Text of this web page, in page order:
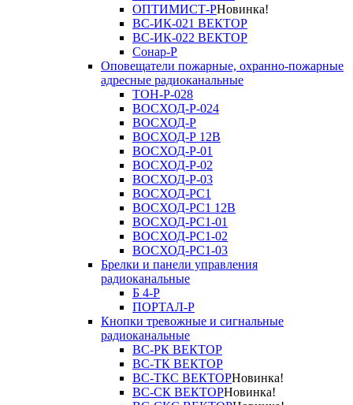
ОПТИМИСТ-РНовинка!
ВС-ИК-021 ВЕКТОР
ВС-ИК-022 ВЕКТОР
Сонар-Р
Оповещатели пожарные, охранно-пожарные
адресные радиоканальные
ТОН-Р-028
ВОСХОД-Р-024
ВОСХОД-Р
ВОСХОД-Р 12В
ВОСХОД-Р-01
ВОСХОД-Р-02
ВОСХОД-Р-03
ВОСХОД-РС1
ВОСХОД-РС1 12В
ВОСХОД-РС1-01
ВОСХОД-РС1-02
ВОСХОД-РС1-03
Брелки и панели управления
радиоканальные
Б 4-Р
ПОРТАЛ-Р
Кнопки тревожные и сигнальные
радиоканальные
ВС-РК ВЕКТОР
ВС-ТК ВЕКТОР
ВС-ТКС ВЕКТОРНовинка!
ВС-СК ВЕКТОРНовинка!